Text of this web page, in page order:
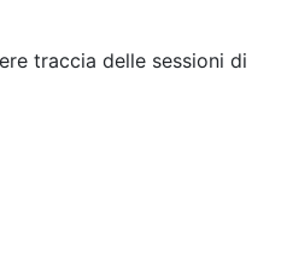
traccia delle sessioni di